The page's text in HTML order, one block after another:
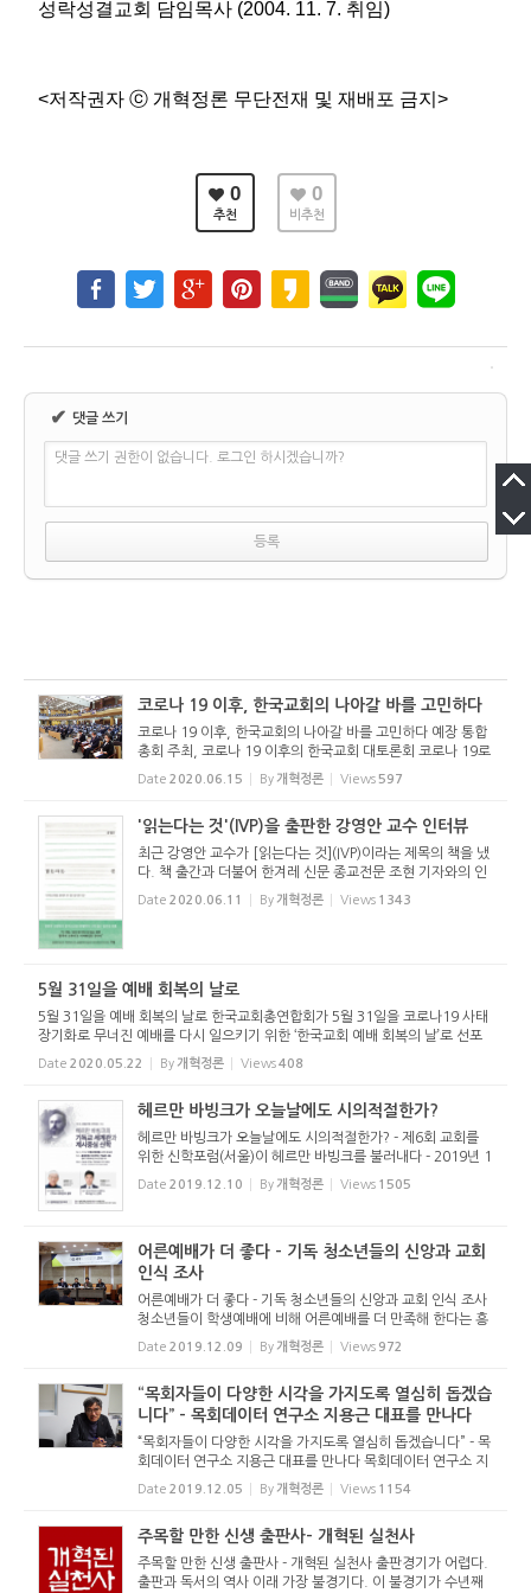
성락성결교회 담임목사 (2004. 11. 7. 취임)
<저작권자 ⓒ 개혁정론 무단전재 및 재배포 금지>
0
추천
0
비추천
✔ 댓글 쓰기
댓글 쓰기 권한이 없습니다. 로그인 하시겠습니까?
코로나 19 이후, 한국교회의 나아갈 바를 고민하다
코로나 19 이후, 한국교회의 나아갈 바를 고민하다 예장 통합
총회 주최, 코로나 19 이후의 한국교회 대토론회 코로나 19로
인해 온 사회와 교회가 새로운 시대를 모색하는 요즘, 예장 통
합 총회가 주최한 토론회가 열렸다. 2020년 6월 15일(월) 오
Date 2020.06.15 By 개혁정론 Views 597
'읽는다는 것'(IVP)을 출판한 강영안 교수 인터뷰
최근 강영안 교수가 [읽는다는 것](IVP)이라는 제목의 책을 냈
다. 책 출간과 더불어 한겨레 신문 종교전문 조현 기자와의 인
터뷰가 실렸다(관련기사: http://hani.co.kr/arti/well/peo
ple/948620.html?_fr=fb#cb). 하지만, 원래 작성했던 답
Date 2020.06.11 By 개혁정론 Views 1343
5월 31일을 예배 회복의 날로
5월 31일을 예배 회복의 날로 한국교회총연합회가 5월 31일을 코로나19 사태
장기화로 무너진 예배를 다시 일으키기 위한 ‘한국교회 예배 회복의 날’로 선포
했다. 한국교회총연합회(공동대표회장 김태영 류정호 문수석 목사, 이하 한교
Date 2020.05.22 By 개혁정론 Views408
헤르만 바빙크가 오늘날에도 시의적절한가?
헤르만 바빙크가 오늘날에도 시의적절한가? - 제6회 교회를
위한 신학포럼(서울)이 헤르만 바빙크를 불러내다 - 2019년 1
2월 9일(월) 오후 2시 총회창립 100주년 기념관 4층에서 ‘제6
회 교회를 위한 신학포럼(서울)’이 열렸다. 이번 포럼에서는 ...
Date 2019.12.10 By 개혁정론 Views 1505
어른예배가 더 좋다 - 기독 청소년들의 신앙과 교회
인식 조사
어른예배가 더 좋다 - 기독 청소년들의 신앙과 교회 인식 조사
청소년들이 학생예배에 비해 어른예배를 더 만족해 한다는 흥
미로운 조사결과가 나왔다. 실천신학대학원대학교 21세기 교
회연구소(정재영 소장)와 한국교회탐구센터(송인규 소장)가
Date 2019.12.09 By 개혁정론 Views 972
“목회자들이 다양한 시각을 가지도록 열심히 돕겠습
니다” - 목회데이터 연구소 지용근 대표를 만나다
“목회자들이 다양한 시각을 가지도록 열심히 돕겠습니다” - 목
회데이터 연구소 지용근 대표를 만나다 목회데이터 연구소 지
용근 대표(지앤컴리서치 대표이사)를 본지가 만났다. 목회데
이터 연구소는 목회자와 교회리더십에게 세상과 교회의 흐
Date 2019.12.05 By 개혁정론 Views 1154
주목할 만한 신생 출판사- 개혁된 실천사
주목할 만한 신생 출판사 - 개혁된 실천사 출판경기가 어렵다.
출판과 독서의 역사 이래 가장 불경기다. 이 불경기가 수년째